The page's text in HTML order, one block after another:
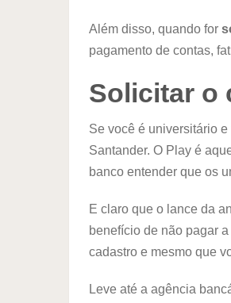
Além disso, quando for
pagamento de contas,
Solicitar o
Se você é universitário
Santander. O Play é
banco entender que os
E claro que o lance da
benefício de não pagar
cadastro e mesmo que
Leve até a agência